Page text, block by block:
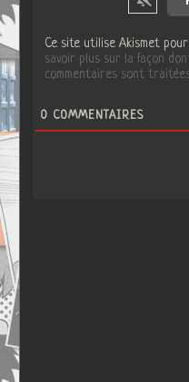
Ce site utilise Akismet
savoir plus sur la façon
commentaires sont
0 COMMENTAIRES